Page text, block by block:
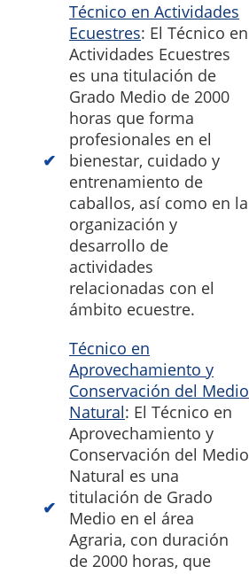
Técnico en Actividades
Ecuestres: El Técnico en
Actividades Ecuestres
es una titulación de
Grado Medio de 2000
horas que forma
profesionales en el
bienestar, cuidado y
entrenamiento de
caballos, así como en la
organización y
desarrollo de
actividades
relacionadas con el
ámbito ecuestre.
Técnico en
Aprovechamiento y
Conservación del Medio
Natural: El Técnico en
Aprovechamiento y
Conservación del Medio
Natural es una
titulación de Grado
Medio en el área
Agraria, con duración
de 2000 horas, que